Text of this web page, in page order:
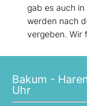
gab es auch in
werden nach
vergeben. Wir
Bakum -
Uhr